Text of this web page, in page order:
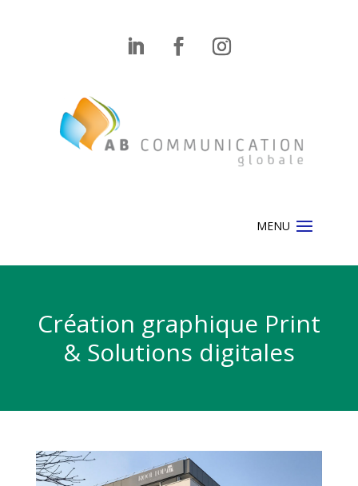
Création graphique Print
& Solutions digitales